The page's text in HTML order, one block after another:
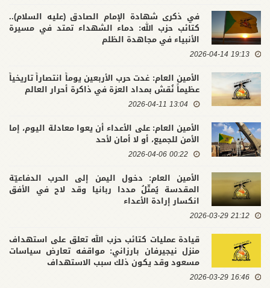
في ذكرى شهادة الإمام الصادق (عليه السلام)..
كتائب حزب الله: دماء الشهداء تمتد في مسيرة
الأنبياء في مجاهدة الظلم
19:13 2026-04-14
الأمين العام: غدت حرب الأربعين يوماً انتصاراً تاريخياً
عظيماً نُقش بمداد العزة في ذاكرة أحرار العالم
13:04 2026-04-11
الأمين العام: على الأعداء أن يعوا معادلة اليوم، إما
الأمن للجميع، أو لا أمان لأحد
00:22 2026-04-06
الأمين العام: دخول اليمن إلى الحرب الدفاعيّة
المقدسة يُمثّلُ مددا ربانيا وقد لاح في الأفق
انكسار إرادة الأعداء
21:12 2026-03-29
قيادة عمليات كتائب حزب الله تعلق على استهداف
منزل نيجيرفان بارزاني: مواقفه تعارض سياسات
مسعود وقد يكون ذلك سبب الاستهداف
16:46 2026-03-29